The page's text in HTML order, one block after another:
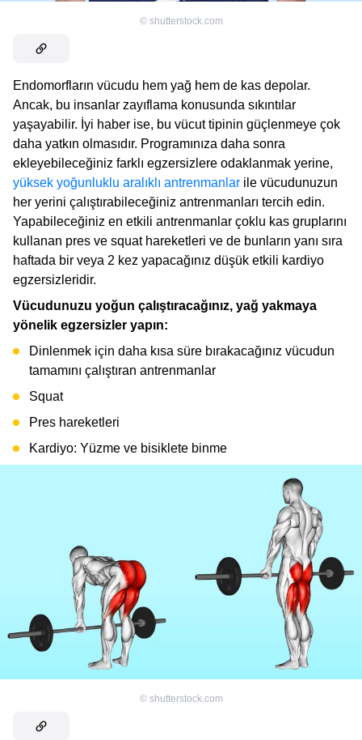
© shutterstock.com
Endomorfların vücudu hem yağ hem de kas depolar.
Ancak, bu insanlar zayıflama konusunda sıkıntılar
yaşayabilir. İyi haber ise, bu vücut tipinin güçlenmeye çok
daha yatkın olmasıdır. Programınıza daha sonra
ekleyebileceğiniz farklı egzersizlere odaklanmak yerine,
yüksek yoğunluklu aralıklı antrenmanlar ile vücudunuzun
her yerini çalıştırabileceğiniz antrenmanları tercih edin.
Yapabileceğiniz en etkili antrenmanlar çoklu kas gruplarını
kullanan pres ve squat hareketleri ve de bunların yanı sıra
haftada bir veya 2 kez yapacağınız düşük etkili kardiyo
egzersizleridir.
Vücudunuzu yoğun çalıştıracağınız, yağ yakmaya
yönelik egzersizler yapın:
Dinlenmek için daha kısa süre bırakacağınız vücudun
tamamını çalıştıran antrenmanlar
Squat
Pres hareketleri
Kardiyo: Yüzme ve bisiklete binme
© shutterstock.com